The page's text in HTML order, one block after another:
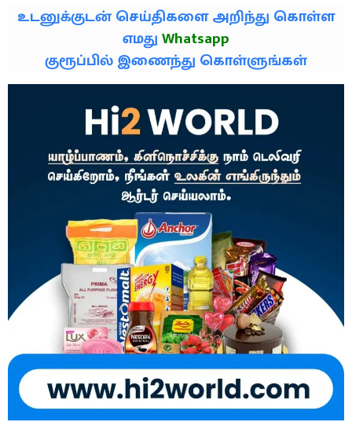
உடனுக்குடன் செய்திகளை அறிந்து கொள்ள
எமதுWhatsapp
குரூப்பில் இணைந்து கொள்ளுங்கள்